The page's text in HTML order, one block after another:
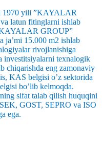
1970 yili ”KAYALAR
latun fitinglarni ishlab
GROUP”
ja’mi 15.000 m2 ishlab
rivojlanishiga
investitsiyalarni texnalogik
chiqarishda eng zamonaviy
KAS belgisi o’z sektorida
bo’lib kelmoqda.
sifat talab qilish huquqini
GOST, SEPRO va ISO
ega.